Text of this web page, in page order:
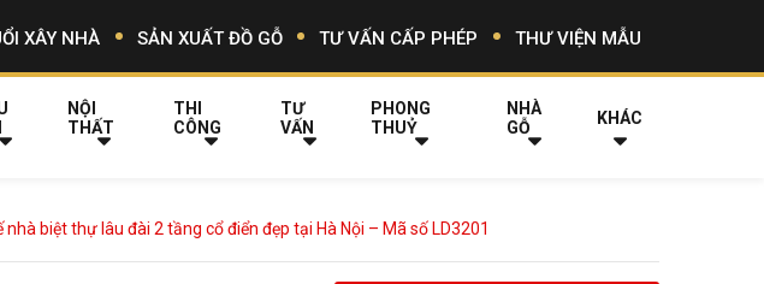
XÂY NHÀ SẢN XUẤT ĐỒ GỖ TƯ VẤN CẤP PHÉP THƯ VIỆN MẪU
NỘI
THẤT
THI
CÔNG
TƯ
VẤN
PHONG
THUỶ
NHÀ
GỖ
KHÁC
nhà biệt thự lâu đài 2 tầng cổ điển đẹp tại Hà Nội – Mã số LD3201